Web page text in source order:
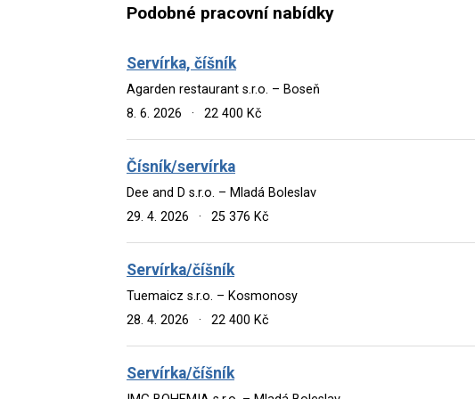
Podobné pracovní nabídky
Servírka, číšník
Agarden restaurant s.r.o. – Boseň
8. 6. 2026
· 22 400 Kč
Čísník/servírka
Dee and D s.r.o. – Mladá Boleslav
29. 4. 2026
· 25 376 Kč
Servírka/číšník
Tuemaicz s.r.o. – Kosmonosy
28. 4. 2026
· 22 400 Kč
Servírka/číšník